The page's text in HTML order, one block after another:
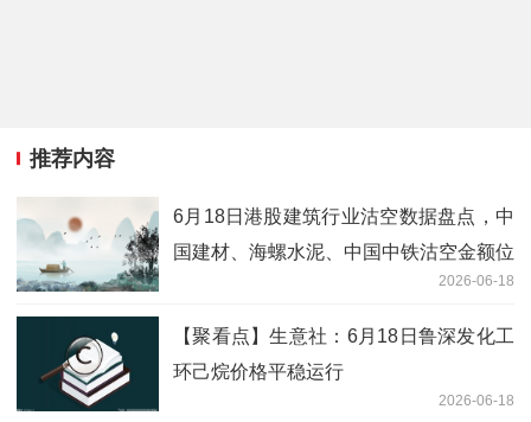
推荐内容
6月18日港股建筑行业沽空数据盘点，中
国建材、海螺水泥、中国中铁沽空金额位
2026-06-18
【聚看点】生意社：6月18日鲁深发化工
环己烷价格平稳运行
2026-06-18